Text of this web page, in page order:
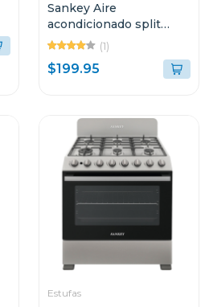
Sankey Aire
acondicionado split
11700btu no inverter
(1)
$199.95
Estufas